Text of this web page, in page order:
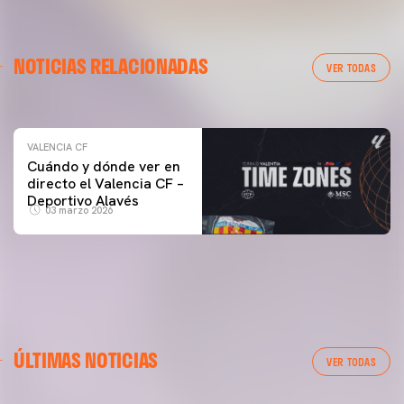
NOTICIAS RELACIONADAS VER TODAS
ENTRENAMIENTO DEL VALENCIA CF 04/03/26
VALENCIA CF
Cuándo y dónde ver en
directo el Valencia CF –
Deportivo Alavés
03 marzo 2026
ÚLTIMAS NOTICIAS VER TODAS